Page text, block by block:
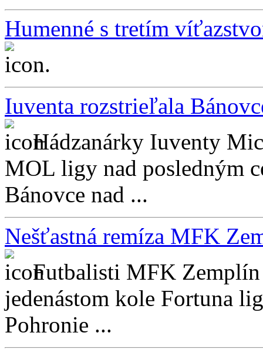
Humenné s tretím
...
Iuventa rozstrieľala
Hádzanárky Iuventy
MOL ligy nad posledným
Bánovce nad ...
Nešťastná remíza MFK
Futbalisti MFK
jedenástom kole Fortuna
Pohronie ...